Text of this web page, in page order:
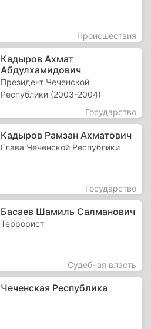
Происшествия
Кадыров Ахмат
Абдулхамидович
Президент Чеченской
Республики (2003-2004)
Государство
Кадыров Рамзан Ахматович
Глава Чеченской Республики
Государство
Басаев Шамиль Салманович
Террорист
Судебная власть
Чеченская Республика